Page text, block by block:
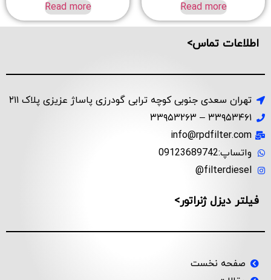
Read more
Read more
اطلاعات تماس>
تهران سعدی جنوبی کوچه ترابی گودرزی پاساژ عزیزی پلاک ۲۱۱
۳۳۹۵۳۴۶۱ – ۳۳۹۵۳۲۶۳
info@rpdfilter.com
واتساپ:09123689742
filterdiesel@
فیلتر دیزل ژنراتور>
صفحه نخست